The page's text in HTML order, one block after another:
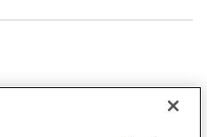
BOBBIO (PC)